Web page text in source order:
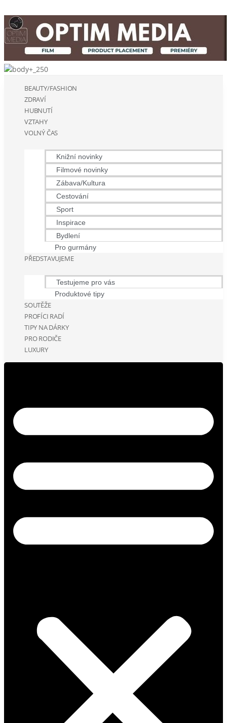
BEAUTY/FASHION
ZDRAVÍ
HUBNUTÍ
VZTAHY
VOLNÝ ČAS
Knižní novinky
Filmové novinky
Zábava/Kultura
Cestování
Sport
Inspirace
Bydlení
Pro gurmány
PŘEDSTAVUJEME
Testujeme pro vás
Produktové tipy
SOUTĚŽE
PROFÍCI RADÍ
TIPY NA DÁRKY
PRO RODIČE
LUXURY